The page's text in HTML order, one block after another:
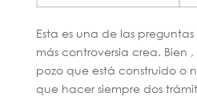
Esta es una de las
más controversia crea. Bien
pozo que está construido o
que hacer siempre dos